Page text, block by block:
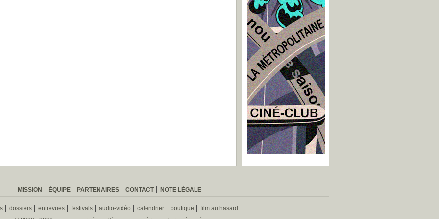
MISSION ÉQUIPE PARTENAIRES CONTACT NOTE LÉGALE
dossiers entrevues festivals audio-vidéo calendrier boutique
film au hasard